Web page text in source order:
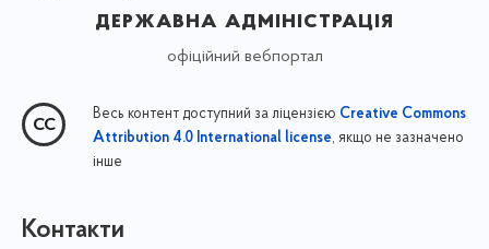
державна адміністрація
офіційний вебпортал
Весь контент доступний за ліцензією Creative Commons
Attribution 4.0 International license, якщо не зазначено
інше
Контакти